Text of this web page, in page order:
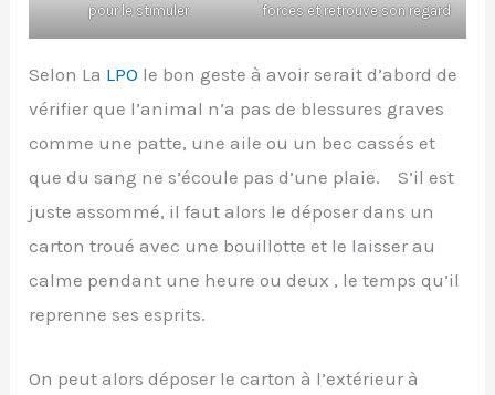
pour le stimuler
forces et retrouve son regard
Selon La LPO le bon geste à avoir serait d’abord de
vérifier que l’animal n’a pas de blessures graves
comme une patte, une aile ou un bec cassés et
que du sang ne s’écoule pas d’une plaie. S’il est
juste assommé, il faut alors le déposer dans un
carton troué avec une bouillotte et le laisser au
calme pendant une heure ou deux , le temps qu’il
reprenne ses esprits.
On peut alors déposer le carton à l’extérieur à